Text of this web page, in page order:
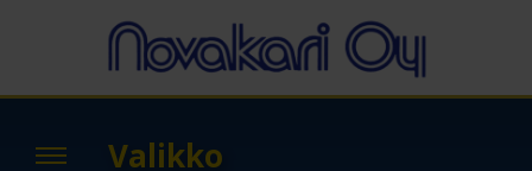
Valikko